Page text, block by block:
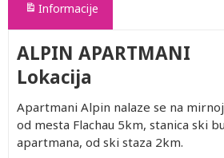
Informacije
ALPIN APARTMANI
Lokacija
Apartmani Alpin nalaze se na
od mesta Flachau 5km, stanica ski
apartmana, od ski staza 2km.